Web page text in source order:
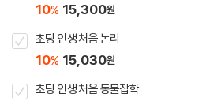
10% 15,300원
초딩 인생 처음 논리
10% 15,030원
초딩 인생 처음 동물잡학